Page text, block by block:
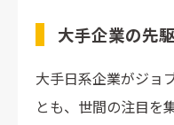
大手企業の先
大手日系企業がジョ
とも、世間の注目を